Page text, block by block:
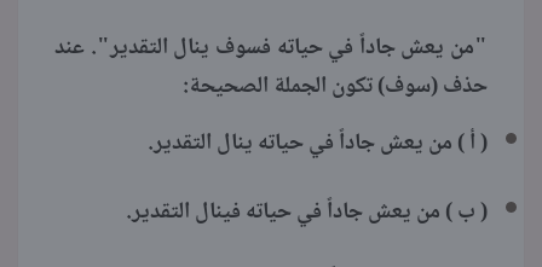
"من يعش جاداً في حياته فسوف ينال التقدير". عند
حذف (سوف) تكون الجملة الصحيحة:
( أ ) من يعش جاداً في حياته ينال التقدير.
( ب ) من يعش جاداً في حياته فينال التقدير.